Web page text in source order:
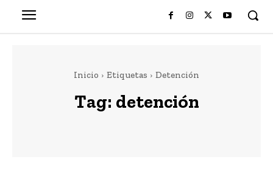
Inicio Etiquetas Detención
Tag: detención